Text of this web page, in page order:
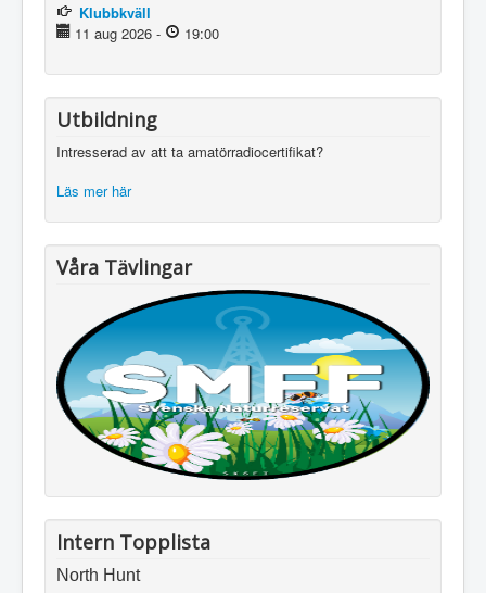
Klubbkväll
11 aug 2026 - 19:00
Utbildning
Intresserad av att ta amatörradiocertifikat?
Läs mer här
Våra Tävlingar
Intern Topplista
North Hunt